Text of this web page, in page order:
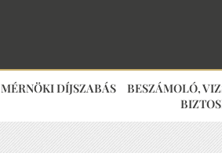
MÉRNÖKI DÍJSZABÁS BESZÁMOLÓ,